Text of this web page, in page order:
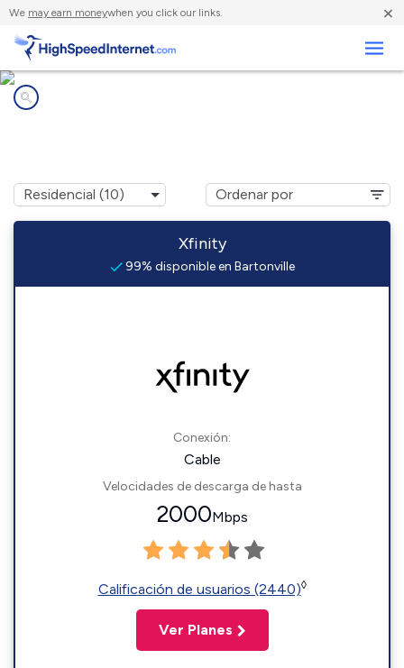
We may earn moneywhen you click our links. ×
Xfinity
99% disponible en Bartonville
Conexión:
Cable
Velocidades de descarga de hasta
2000Mbps
Calificación de usuarios (2440)◊
Ver Planes